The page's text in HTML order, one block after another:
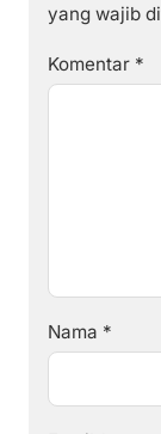
yang wajib
Komentar *
Nama *